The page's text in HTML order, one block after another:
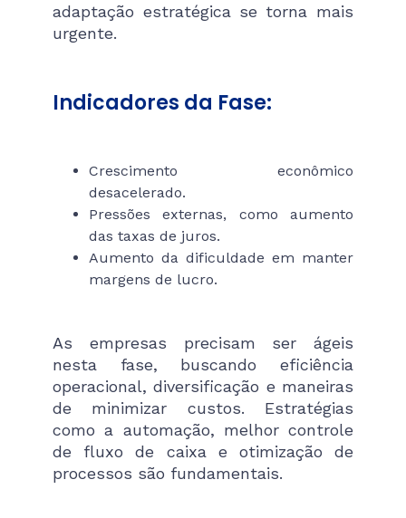
adaptação estratégica se torna mais
urgente.
Indicadores da Fase:
Crescimento econômico
desacelerado.
Pressões externas, como aumento
das taxas de juros.
Aumento da dificuldade em manter
margens de lucro.
As empresas precisam ser ágeis
nesta fase, buscando eficiência
operacional, diversificação e maneiras
de minimizar custos. Estratégias
como a automação, melhor controle
de fluxo de caixa e otimização de
processos são fundamentais.